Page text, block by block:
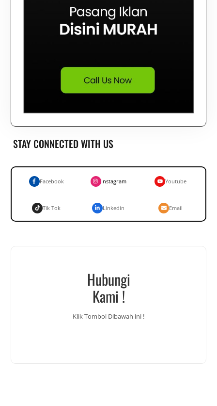
STAY CONNECTED WITH US
Facebook Instagram Youtube
Tik Tok Linkedin Email
Hubungi
Kami !
Klik Tombol Dibawah ini !